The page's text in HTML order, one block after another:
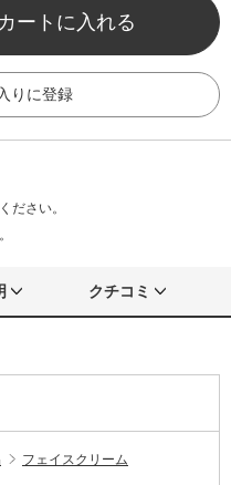
カートに入れる
りに登録
ださい。
クチコミ
フェイスクリーム